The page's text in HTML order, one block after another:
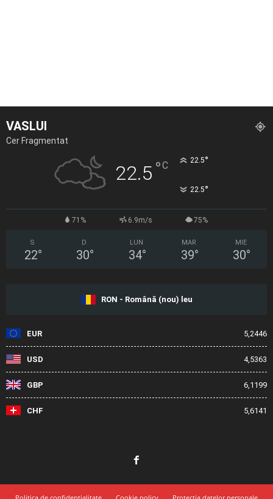
VASLUI
Cer Fragmentat
22.5 °C 22.5°
22.5°
71% 6.9m/s 75%
S
22°
D
30°
LUN
34°
MAR
39°
MIE
30°
RON - Română (nou) leu
EUR 5,2446
USD 4,5363
GBP 6,1199
CHF 5,6141